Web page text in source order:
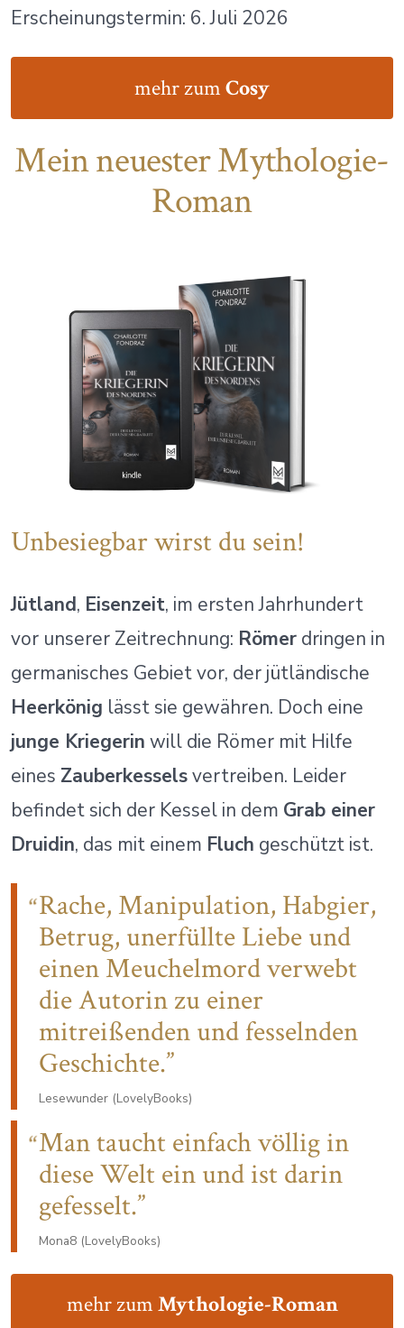
Erscheinungstermin: 6. Juli 2026
mehr zumCosy
Mein neuester Mythologie-
Roman
Unbesiegbar wirst du sein!
Jütland, Eisenzeit, im ersten Jahrhundert
vor unserer Zeitrechnung: Römerdringen in
germanisches Gebiet vor, der jütländische
Heerkönig lässt sie gewähren. Doch eine
junge Kriegerin will die Römer mit Hilfe
eines Zauberkesselsvertreiben. Leider
befindet sich der Kessel in dem Grab einer
Druidin, das mit einem Fluch geschützt ist.
Rache, Manipulation, Habgier,
Betrug, unerfüllte Liebe und
einen Meuchelmord verwebt
die Autorin zu einer
mitreißenden und fesselnden
Geschichte.
Lesewunder (LovelyBooks)
Man taucht einfach völlig in
diese Welt ein und ist darin
gefesselt.
Mona8 (LovelyBooks)
mehr zumMythologie-Roman